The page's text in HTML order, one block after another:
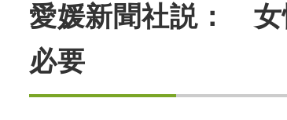
愛媛新聞社説：
必要